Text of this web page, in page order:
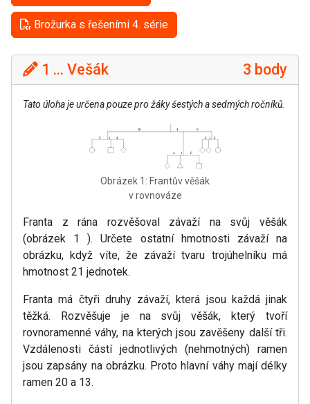
Brožurka s řešeními 4. série
1 ... Vešák 3 body
Tato úloha je určena pouze pro žáky šestých a sedmých ročníků.
Obrázek 1: Frantův věšák
v rovnováze
Franta z rána rozvěšoval závaží na svůj věšák
(obrázek 1 ). Určete ostatní hmotnosti závaží na
obrázku, když víte, že závaží tvaru trojúhelníku má
hmotnost 21 jednotek.
Franta má čtyři druhy závaží, která jsou každá jinak
těžká. Rozvěšuje je na svůj věšák, který tvoří
rovnoramenné váhy, na kterých jsou zavěšeny další tři.
Vzdálenosti částí jednotlivých (nehmotných) ramen
jsou zapsány na obrázku. Proto hlavní váhy mají délky
ramen 20 a 13.